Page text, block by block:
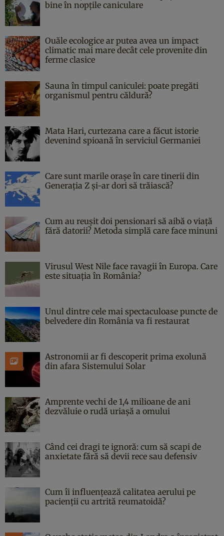
bine în nopțile caniculare
Ouăle ecologice ar putea avea un impact
climatic mai mare decât cele provenite din
ferme clasice
Sauna în timpul caniculei: poate pregăti
organismul pentru căldură?
Mata Hari, curtezana care a făcut istorie
devenind spioană în serviciul Germaniei
Care sunt marile orașe în care tinerii din
Generația Z și-ar dori să trăiască?
Cum au reușit doi pensionari să aibă o viață
fără datorii? Metoda simplă care face minuni
Virusul West Nile face ravagii în Europa. Care
este situația în România?
Unul dintre cele mai spectaculoase puncte de
belvedere din România va fi restaurat
Astronomii ar fi descoperit prima exolună
din afara Sistemului Solar
Amprente vechi de 1,4 milioane de ani
dezvăluie o rudă uriașă a omului
Când cei dragi te ignoră: cum să scapi de
anxietate fără să devii rece sau defensiv
Cum îi influențează calitatea aerului pe
pacienții cu artrită reumatoidă?